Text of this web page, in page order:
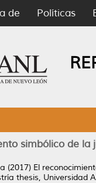
de Políticas
simbólico de
(2017) El
thesis, Universidad